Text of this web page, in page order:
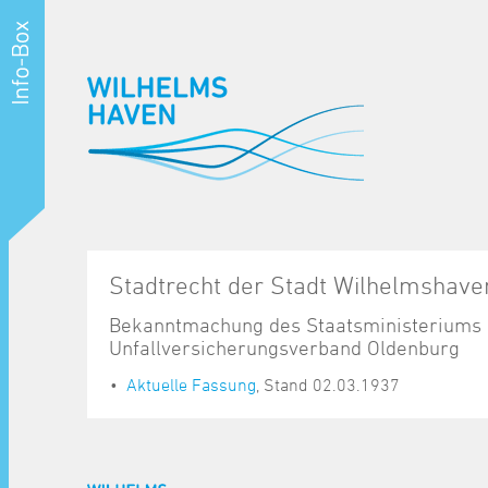
Stadtrecht der Stadt
Bekanntmachung des
Unfallversicherungsverband Oldenburg
Aktuelle Fassung , Stand 02.03.1937